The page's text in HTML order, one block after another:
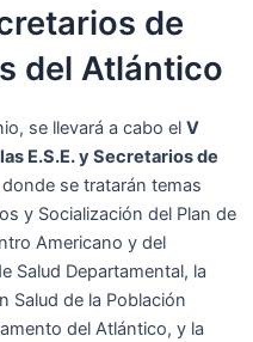
de
del Atlántico
se llevará a cabo el V
E.S.E. y Secretarios de
donde se tratarán temas
y Socialización del Plan de
Americano y del
Salud Departamental, la
Salud de la Población
del Atlántico, y la